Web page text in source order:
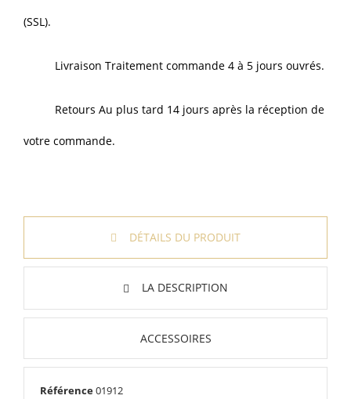
(SSL).
Livraison Traitement commande 4 à 5 jours ouvrés.
Retours Au plus tard 14 jours après la réception de
votre commande.
DÉTAILS DU PRODUIT
LA DESCRIPTION
ACCESSOIRES
Référence01912